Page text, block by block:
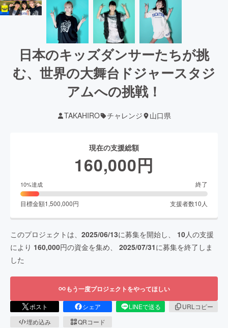
日本のキッズダンサーたちが挑
む、世界の大舞台ドジャースタジ
アムへの挑戦！
TAKAHIRO チャレンジ 山口県
現在の支援総額
160,000円
10%達成 終了
目標金額1,500,000円 支援者数10 人
このプロジェクトは、 2025/06/13に募集を開始し、 10人の支援
により 160,000円の資金を集め、 2025/07/31に募集を終了しま
した
もう一度プロジェクトをやってほしい
ポスト シェア LINEで送る
URLコピー
埋め込み
QRコード